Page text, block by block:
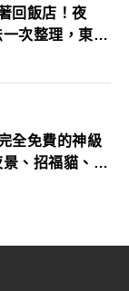
回飯店！夜
次整理，東京
全免費的神級
、招福貓、皇